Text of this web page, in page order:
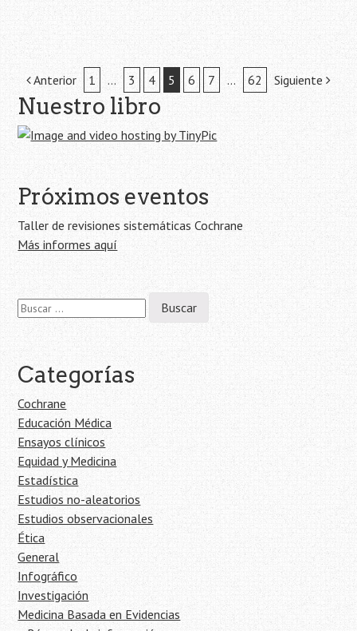
Navegación
de
la
entrada
Anterior 1 … 3 4 5 6 7 … 62 Siguiente
Nuestro libro
Próximos eventos
Taller de revisiones sistemáticas Cochrane
Más informes aquí
Buscar:
Categorías
Cochrane
Educación Médica
Ensayos clínicos
Equidad y Medicina
Estadística
Estudios no-aleatorios
Estudios observacionales
Ética
General
Infográfico
Investigación
Medicina Basada en Evidencias